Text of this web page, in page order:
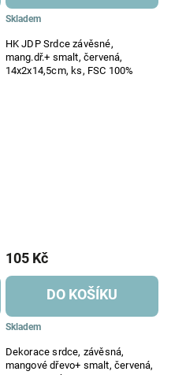
HK JDP Srdce závěsné,
mang.dř.+ smalt, červená,
14x2x14,5cm, ks, FSC 100%
Skladem
Dekorace srdce, závěsná,
mangové dřevo+ smalt, červená,
Skladem
105 Kč
DO KOŠÍKU